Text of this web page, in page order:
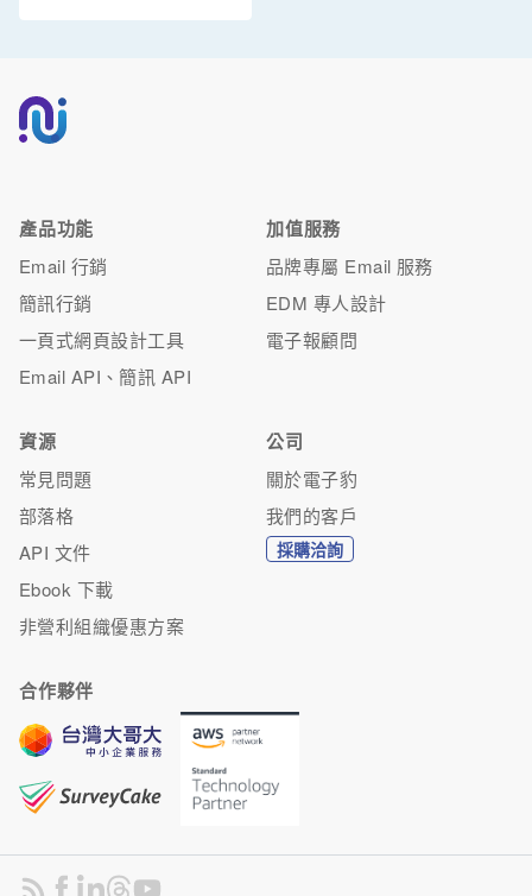
產品功能
Email 行銷
簡訊行銷
一頁式網頁設計工具
Email API、簡訊 API
加值服務
品牌專屬 Email 服務
EDM 專人設計
電子報顧問
資源
常見問題
部落格
API 文件
Ebook 下載
非營利組織優惠方案
公司
關於電子豹
我們的客戶
採購洽詢
合作夥伴